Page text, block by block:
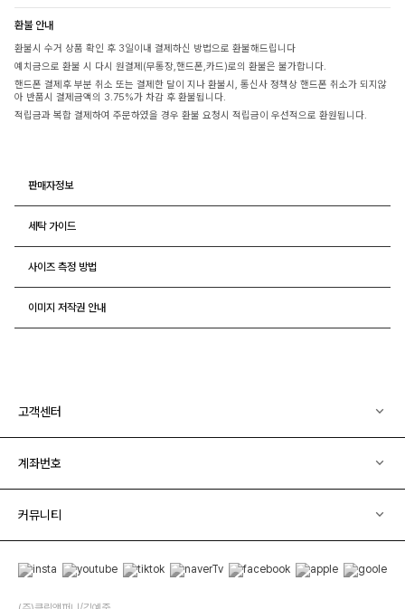
환불 안내
환불시 수거 상품 확인 후 3일이내 결제하신 방법으로 환불해드립니다
예치금으로 환불 시 다시 원결제(무통장,핸드폰,카드)로의 환불은 불가합니다.
핸드폰 결제후 부분 취소 또는 결제한 달이 지나 환불시, 통신사 정책상 핸드폰 취소가 되지않
아 반품시 결제금액의 3.75%가 차감 후 환불됩니다.
적립금과 복합 결제하여 주문하였을 경우 환불 요청시 적립금이 우선적으로 환원됩니다.
판매자정보
세탁 가이드
사이즈 측정 방법
이미지 저작권 안내
고객센터
계좌번호
커뮤니티